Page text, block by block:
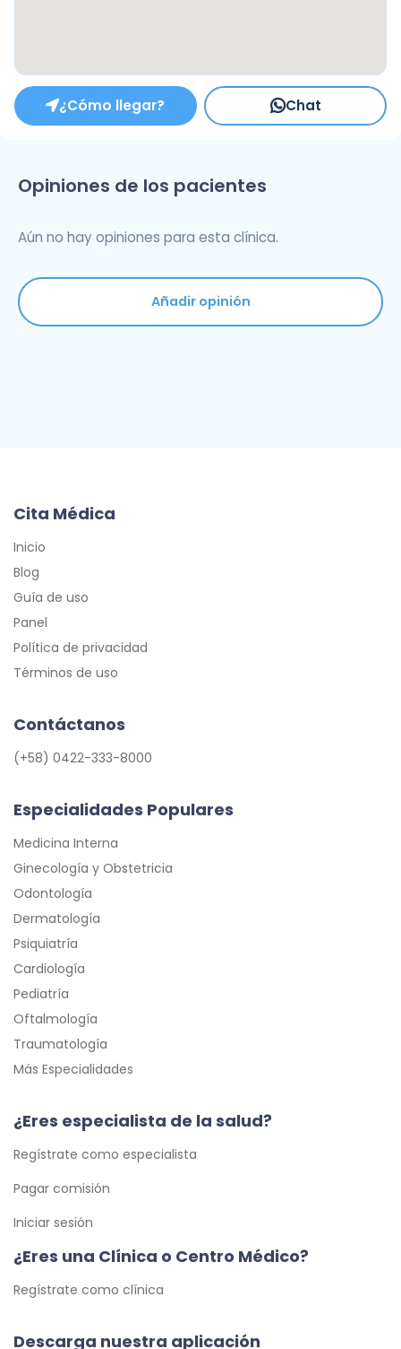
¿Cómo llegar? Chat
Opiniones de los pacientes
Aún no hay opiniones para esta clínica.
Añadir opinión
Cita Médica
Inicio
Blog
Guía de uso
Panel
Política de privacidad
Términos de uso
Contáctanos
(+58) 0422-333-8000
Especialidades Populares
Medicina Interna
Ginecología y Obstetricia
Odontología
Dermatología
Psiquiatría
Cardiología
Pediatría
Oftalmología
Traumatología
Más Especialidades
¿Eres especialista de la salud?
Regístrate como especialista
Pagar comisión
Iniciar sesión
¿Eres una Clínica o Centro Médico?
Regístrate como clínica
Descarga nuestra aplicación